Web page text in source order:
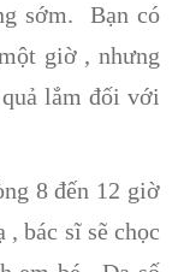
sớm. Bạn có
giờ , nhưng
lắm đối với
8 đến 12 giờ
, bác sĩ sẽ chọc